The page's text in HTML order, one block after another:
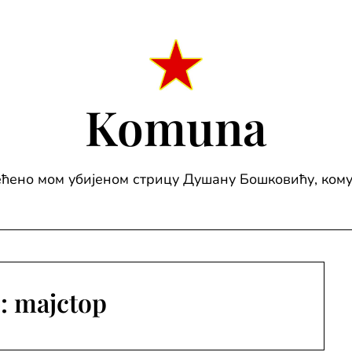
Komuna
мом убијеном стрицу Душану Бошковићу,
majctop